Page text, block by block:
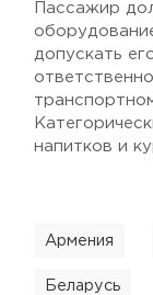
Пассажир
допускать
напитков и
Армения
Беларусь